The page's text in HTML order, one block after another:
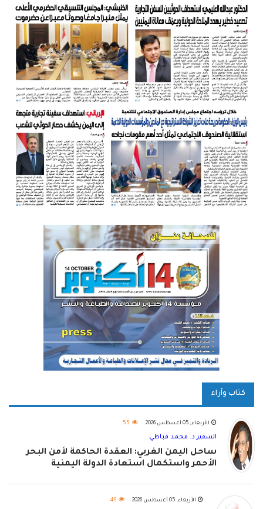
كتاب وآراء
الأربعاء, 05 أغسطس 2026 55
السفير د. محمد قباطي
ساحل اليمن الغربي: العقدة الحاكمة لأمن البحر
الأحمر واستكمال استعادة الدولة اليمنية
الأربعاء, 05 أغسطس 2026 49